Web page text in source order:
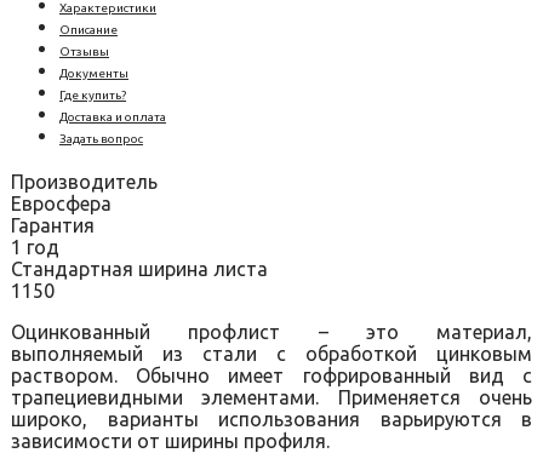
Характеристики
Описание
Отзывы
Документы
Где купить?
Доставка и оплата
Задать вопрос
Производитель
Евросфера
Гарантия
1 год
Стандартная ширина листа
1150
Оцинкованный профлист – это материал,
выполняемый из стали с обработкой цинковым
раствором. Обычно имеет гофрированный вид с
трапециевидными элементами. Применяется очень
широко, варианты использования варьируются в
зависимости от ширины профиля.